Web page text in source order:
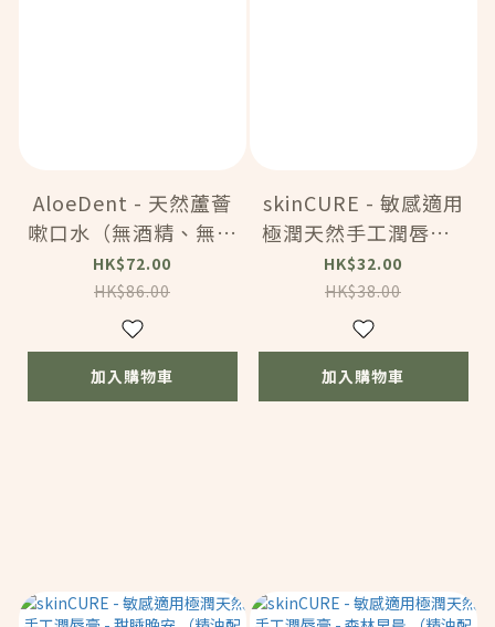
AloeDent - 天然蘆薈
嗽口水（無酒精、無化
學成份、無氟，全植物
成份）(250ml) (HC32
7)
HK$72.00
HK$86.00
加入購物車
skinCURE - 敏感適用
極潤天然手工潤唇膏 -
療癒配方 （精油配
方：羅馬洋甘菊，薰衣
草，廣藿香） 4g (BC
178)
HK$32.00
HK$38.00
加入購物車